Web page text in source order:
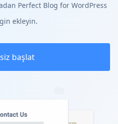
Perfect Blog for WordPress
ekleyin.
başlat